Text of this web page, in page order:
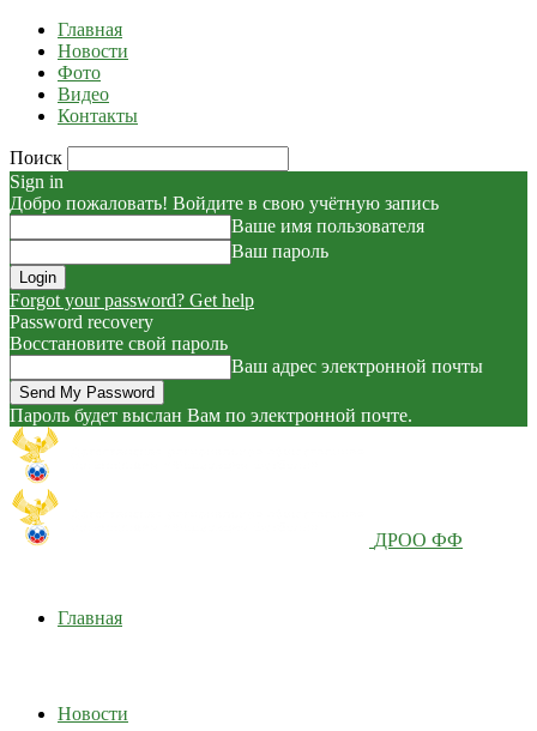
Главная
Новости
Фото
Видео
Контакты
Поиск
Sign in
Добро пожаловать! Войдите в свою учётную запись
Ваше имя пользователя
Ваш пароль
Forgot your password? Get help
Password recovery
Восстановите свой пароль
Ваш адрес электронной почты
Пароль будет выслан Вам по электронной почте.
ДРОО ФФ
Главная
Новости